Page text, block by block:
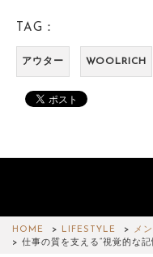
TAG：
アウター WOOLRICH
HOME LIFESTYLE
メ
仕事の質を支える“視覚的な記